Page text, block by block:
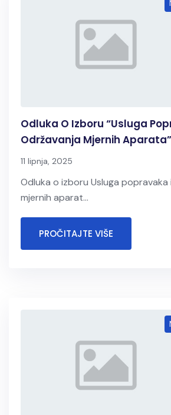
Odluka O Izboru “Usluga
Održavanja Mjernih Aparata”
11 lipnja, 2025
Odluka o izboru Usluga popravaka
mjernih aparat...
PROČITAJTE VIŠE